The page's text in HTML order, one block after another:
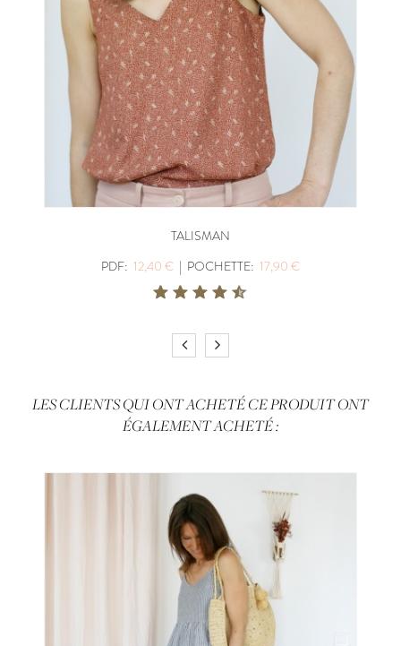
TALISMAN
PDF: 12,40 € | POCHETTE: 17,90 €
LES CLIENTS QUI ONT ACHETÉ CE PRODUIT ONT
ÉGALEMENT ACHETÉ :